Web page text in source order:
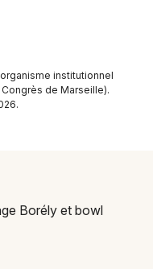
d'Azur
institutionnel
de Marseille).
Borély et bowl